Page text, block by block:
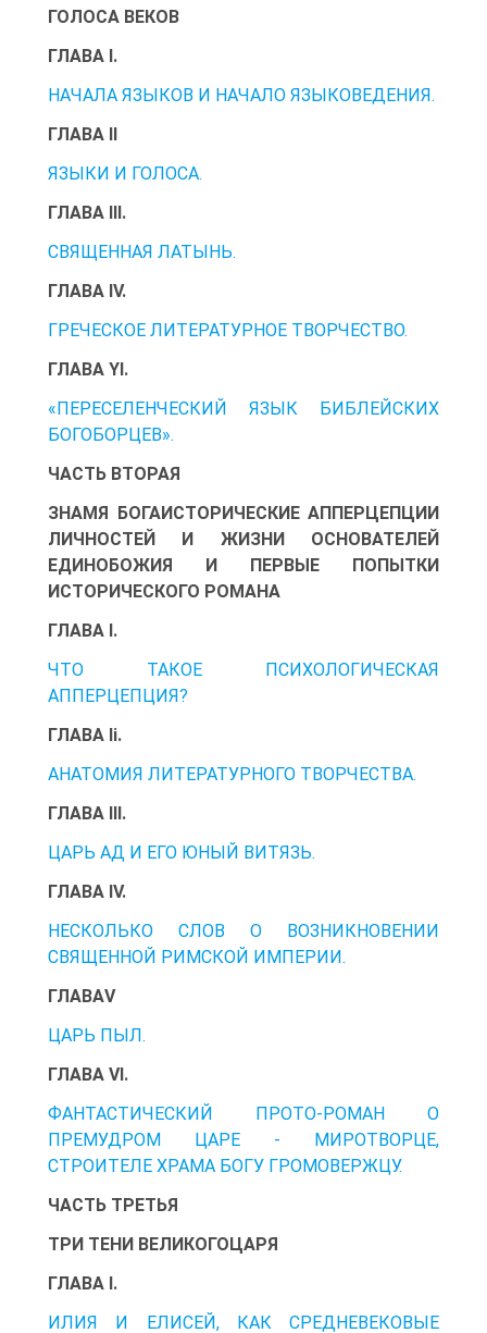
ГОЛОСА ВЕКОВ
ГЛАВА I.
НАЧАЛА ЯЗЫКОВ И НАЧАЛО ЯЗЫКОВЕДЕНИЯ.
ГЛАВА II
ЯЗЫКИ И ГОЛОСА.
ГЛАВА III.
СВЯЩЕННАЯ ЛАТЫНЬ.
ГЛАВА IV.
ГРЕЧЕСКОЕ ЛИТЕРАТУРНОЕ ТВОРЧЕСТВО.
ГЛАВА YI.
«ПЕРЕСЕЛЕНЧЕСКИЙ ЯЗЫК БИБЛЕЙСКИХ
БОГОБОРЦЕВ».
ЧАСТЬ ВТОРАЯ
ЗНАМЯ БОГАИСТОРИЧЕСКИЕ АППЕРЦЕПЦИИ
ЛИЧНОСТЕЙ И ЖИЗНИ ОСНОВАТЕЛЕЙ
ЕДИНОБОЖИЯ И ПЕРВЫЕ ПОПЫТКИ
ИСТОРИЧЕСКОГО РОМАНА
ГЛАВА I.
ЧТО ТАКОЕ ПСИХОЛОГИЧЕСКАЯ
АППЕРЦЕПЦИЯ?
ГЛАВА li.
АНАТОМИЯ ЛИТЕРАТУРНОГО ТВОРЧЕСТВА.
ГЛАВА III.
ЦАРЬ АД И ЕГО ЮНЫЙ ВИТЯЗЬ.
ГЛАВА IV.
НЕСКОЛЬКО СЛОВ О ВОЗНИКНОВЕНИИ
СВЯЩЕННОЙ РИМСКОЙ ИМПЕРИИ.
ГЛАВАV
ЦАРЬ ПЫЛ.
ГЛАВА VI.
ФАНТАСТИЧЕСКИЙ ПРОТО-РОМАН О
ПРЕМУДРОМ ЦАРЕ - МИРОТВОРЦЕ,
СТРОИТЕЛЕ ХРАМА БОГУ ГРОМОВЕРЖЦУ.
ЧАСТЬ ТРЕТЬЯ
ТРИ ТЕНИ ВЕЛИКОГОЦАРЯ
ГЛАВА I.
ИЛИЯ И ЕЛИСЕЙ, КАК СРЕДНЕВЕКОВЫЕ